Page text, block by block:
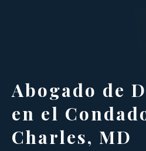
Abogado de
en el
Charles, MD